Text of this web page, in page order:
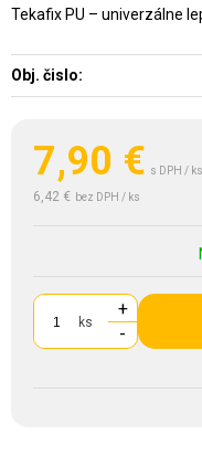
7,90 € s DPH / ks
6,42 € bez DPH / ks
ks
+
-
Tekafix PU – univerzálne
Obj. čislo: